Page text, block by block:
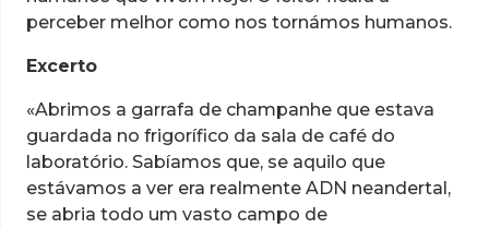
perceber melhor como nos tornámos humanos.
Excerto
«Abrimos a garrafa de champanhe que estava
guardada no frigorífico da sala de café do
laboratório. Sabíamos que, se aquilo que
estávamos a ver era realmente ADN neandertal,
se abria todo um vasto campo de